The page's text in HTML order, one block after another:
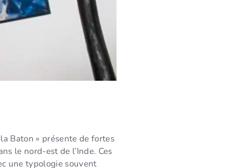
Baton » présente de fortes
le nord-est de l’Inde. Ces
une typologie souvent